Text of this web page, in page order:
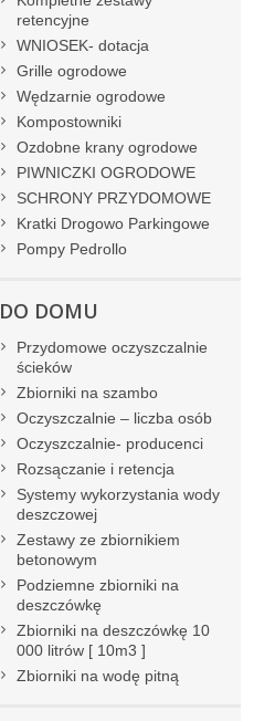
retencyjne
WNIOSEK- dotacja
Grille ogrodowe
Wędzarnie ogrodowe
Kompostowniki
Ozdobne krany ogrodowe
PIWNICZKI OGRODOWE
SCHRONY PRZYDOMOWE
Kratki Drogowo Parkingowe
Pompy Pedrollo
DO DOMU
Przydomowe oczyszczalnie
ścieków
Zbiorniki na szambo
Oczyszczalnie – liczba osób
Oczyszczalnie- producenci
Rozsączanie i retencja
Systemy wykorzystania wody
deszczowej
Zestawy ze zbiornikiem
betonowym
Podziemne zbiorniki na
deszczówkę
Zbiorniki na deszczówkę 10
000 litrów [ 10m3 ]
Zbiorniki na wodę pitną